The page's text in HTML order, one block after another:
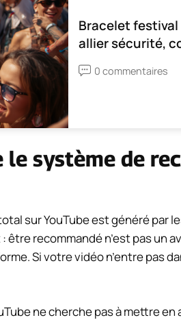
Bracelet
allier sécurité,
0 commentaires
système de
sur YouTube est généré par
recommandé n’est pas un
Si votre vidéo n’entre pas
ne cherche pas à mettre